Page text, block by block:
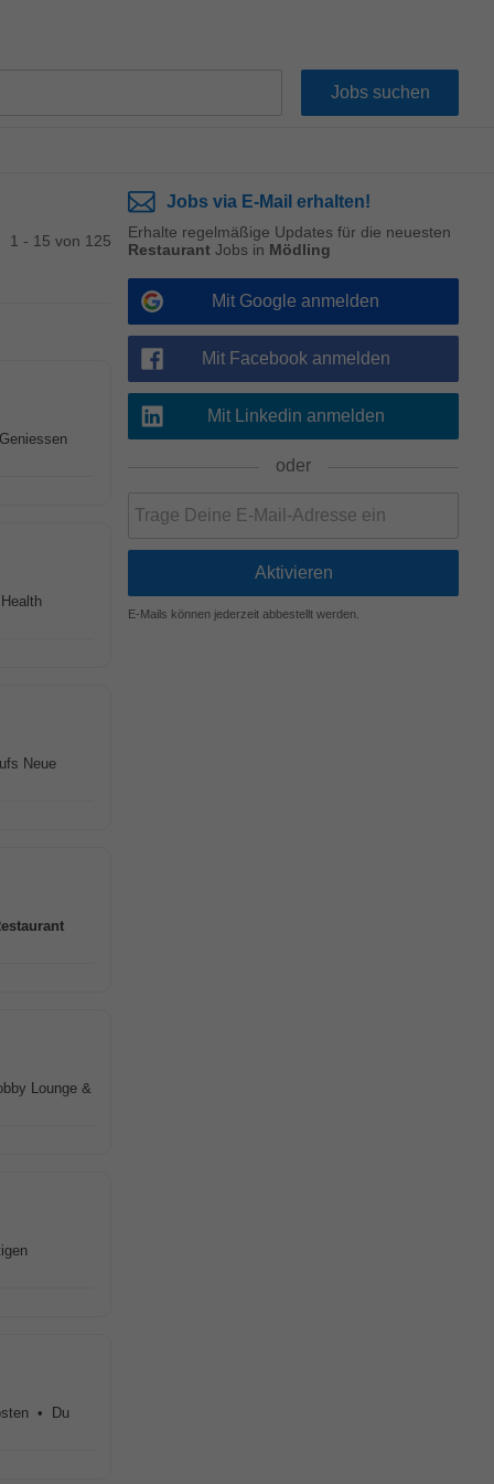
1 - 15 von 125
Neue
Lounge &
• Du
Jobs via E-Mail erhalten!
Erhalte regelmäßige Updates für die neuesten
Restaurant Jobs in Mödling
Mit Google anmelden
Mit Facebook anmelden
Mit Linkedin anmelden
oder
E-Mails können jederzeit abbestellt werden.